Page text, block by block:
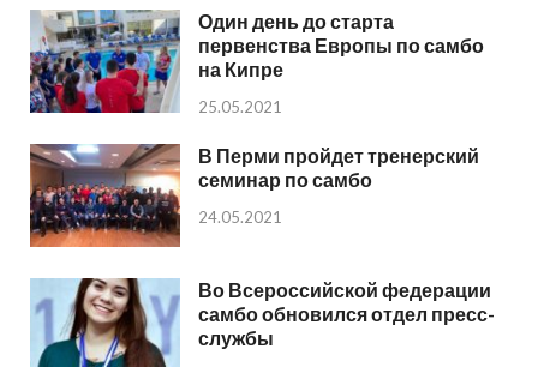
Один день до старта
первенства Европы по самбо
на Кипре
25.05.2021
В Перми пройдет тренерский
семинар по самбо
24.05.2021
Во Всероссийской федерации
самбо обновился отдел пресс-
службы